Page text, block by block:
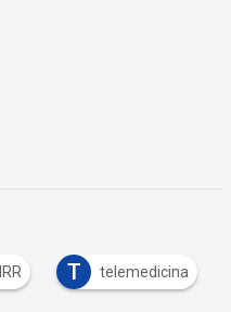
T telemedicina